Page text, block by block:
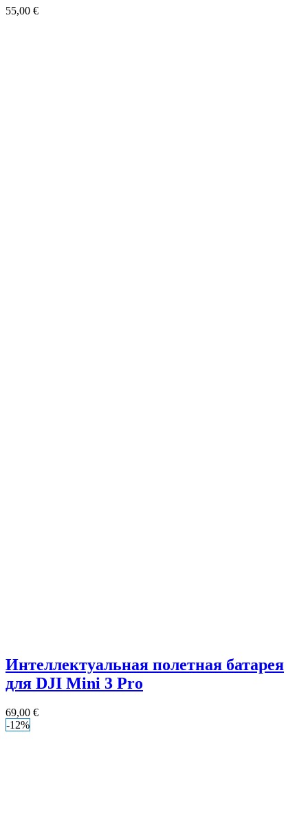
55,00 €
Интеллектуальная полетная батарея
для DJI Mini 3 Pro
69,00 €
-12%